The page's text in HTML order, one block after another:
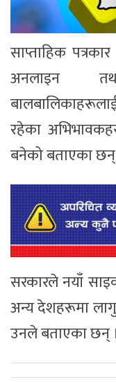
साप्ताहिक
अनलाइन
रहेका
बनेको बताएका छन्
सरकारले नयाँ
अन्य देशहरूमा
उनले बताएका छन् ।